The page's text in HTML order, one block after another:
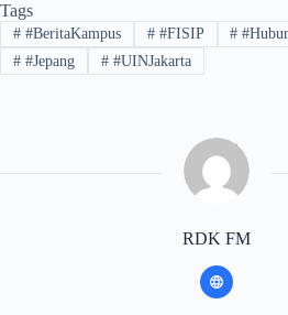
Tags
##BeritaKampus ##FISIP #
##Jepang ##UINJakarta
RDK FM